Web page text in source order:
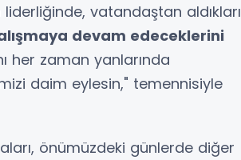
vatandaştan aldıkları
devam edeceklerini
her zaman yanlarında
daim eylesin," temennisiyle
önümüzdeki günlerde diğer